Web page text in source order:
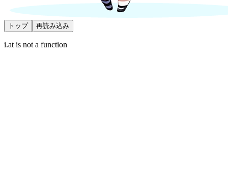
トップ 再読み込み
i.at is not a function